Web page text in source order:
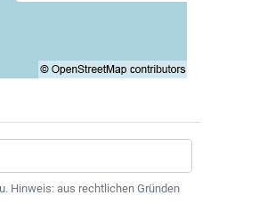
Hinweis: aus rechtlichen Gründen